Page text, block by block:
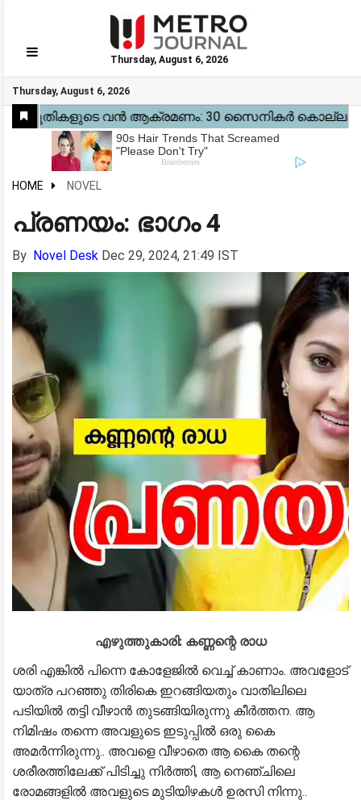
Thursday, August 6, 2026
Thursday, August 6, 2026
GO
Home
Kerala
National
Gulf
World
Sports
Movies
Health
Automobile
Travel
Education
Novel
Business
Technology
Webstory
HOME NOVEL
പ്രണയം: ഭാഗം 4
By Novel Desk Dec 29, 2024, 21:49 IST
എഴുത്തുകാരി: കണ്ണന്റെ രാധ
ശരി എങ്കിൽ പിന്നെ കോളേജിൽ വെച്ച് കാണാം. അവളോട്
യാത്ര പറഞ്ഞു തിരികെ ഇറങ്ങിയതും വാതിലിലെ
പടിയിൽ തട്ടി വീഴാൻ തുടങ്ങിയിരുന്നു കീർത്തന. ആ
നിമിഷം തന്നെ അവളുടെ ഇടുപ്പിൽ ഒരു കൈ
അമർന്നിരുന്നു.. അവളെ വീഴാതെ ആ കൈ തന്റെ
ശരീരത്തിലേക്ക് പിടിച്ചു നിർത്തി, ആ നെഞ്ചിലെ
രോമങ്ങളിൽ അവളുടെ മുടിയിഴകൾ ഉരസി നിന്നു..